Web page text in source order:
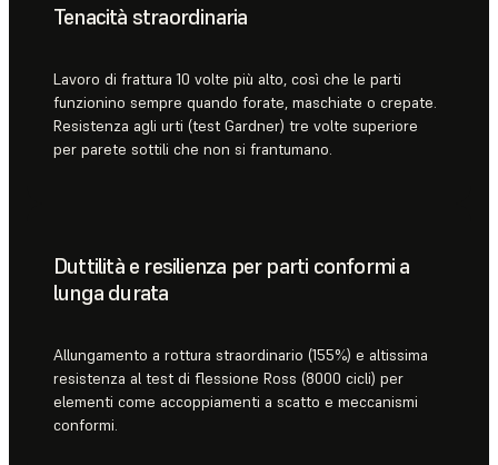
Tenacità straordinaria
Lavoro di frattura 10 volte più alto, così che le parti
funzionino sempre quando forate, maschiate o crepate.
Resistenza agli urti (test Gardner) tre volte superiore
per parete sottili che non si frantumano.
Duttilità e resilienza per parti conformi a
lunga durata
Allungamento a rottura straordinario (155%) e altissima
resistenza al test di flessione Ross (8000 cicli) per
elementi come accoppiamenti a scatto e meccanismi
conformi.